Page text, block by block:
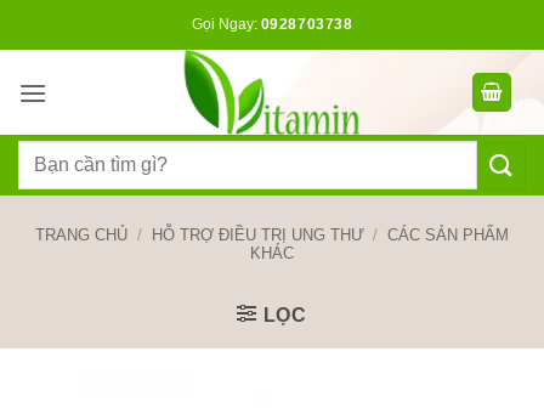
dung
Gọi Ngay: 0928703738
Tìm
TRANG CHỦ / HỖ TRỢ ĐIỀU TRỊ UNG THƯ / CÁC SẢN PHẨM
KHÁC
LỌC